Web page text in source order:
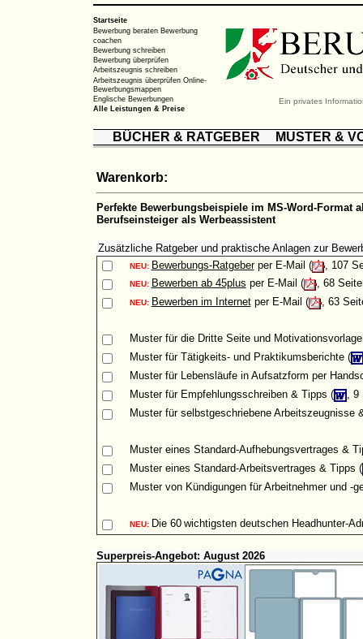
Startseite
Bewerbung beraten Bewerbung
coachen
Bewerbung schreiben
Bewerbung überprüfen
Arbeitszeugnis schreiben
Arbeitszeugnis überprüfen Online-
Bewerbungsmappen
Englische Bewerbungen
Alle Leistungen & Preise
Ein privates
BÜCHER & RATGEBER MUSTER &
Warenkorb:
Perfekte Bewerbungsbeispiele im MS-Word-Format
Berufseinsteiger als Werbeassistent
Zusätzliche Ratgeber und praktische Anlagen zur
NEU: Bewerbungs-Ratgeberper E-Mail ( , 107
NEU: Bewerben ab 45plus per E-Mail ( , 68
NEU: Bewerben im Internetper E-Mail ( , 63
Musterfür die Dritte Seite und
Musterfür Tätigkeits- und Praktikumsberichte (
Musterfür Lebensläufe in Aufsatzform per
Muster für Empfehlungsschreiben & Tipps (
, 9
Muster für selbstgeschriebene Arbeitszeugnisse
Muster eines Standard-Aufhebungsvertrages &
Muster eines Standard-Arbeitsvertrages & Tipps (
Muster von Kündigungen für Arbeitnehmer und -
NEU: Die 60 wichtigsten deutschen Headhunter-
Superpreis-Angebot: August 2026